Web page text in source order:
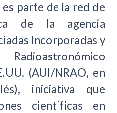
parte de la red de
de la agencia
Incorporadas y
(AUI/NRAO, en
iniciativa que
científicas en